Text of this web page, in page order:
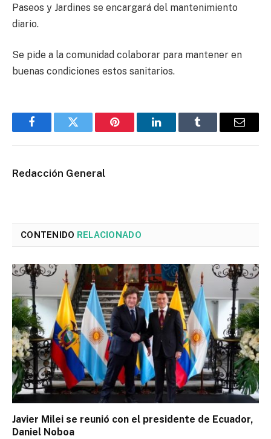
Paseos y Jardines se encargará del mantenimiento
diario.
Se pide a la comunidad colaborar para mantener en
buenas condiciones estos sanitarios.
FacebookTwitter Pinterest LinkedInTumblr Email
Redacción General
CONTENIDO RELACIONADO
Javier Milei se reunió con el presidente de Ecuador,
Daniel Noboa